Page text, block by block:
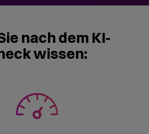
nach dem KI-
wissen: